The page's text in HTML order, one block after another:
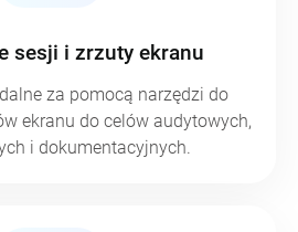
sesji i zrzuty ekranu
za pomocą narzędzi do
ekranu do celów audytowych,
i dokumentacyjnych.